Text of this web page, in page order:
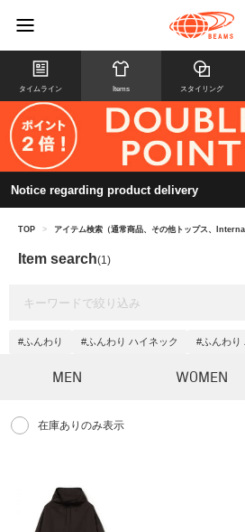
タイムライン Items スタイリング
Notice regarding product delivery
TOP > アイテム検索（通常商品、その他トップス、
Item search(1)
#ふんわり #ふんわり ハイネック #ふんわり
MEN WOMEN
在庫ありのみ表示